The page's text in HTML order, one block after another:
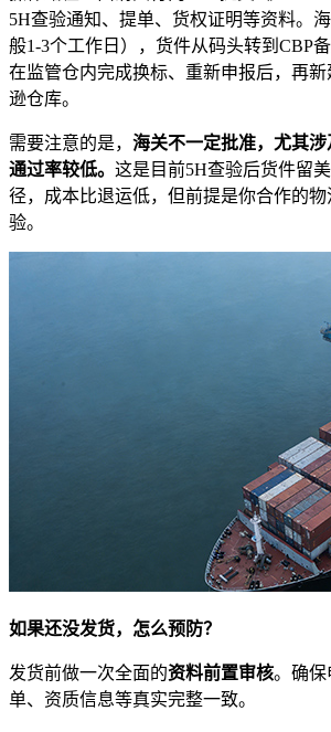
5H查验通知、提单、货权证明等资料。
般1-3个工作日），货件从码头转到CBP
在监管仓内完成换标、重新申报后，再
逊仓库。
需要注意的是， 海关不一定批准，尤其涉
通过率较低。 这是目前5H查验后货件留
径，成本比退运低，但前提是你合作的
验。
如果还没发货，怎么预防？
发货前做一次全面的资料前置审核。确保
单、资质信息等真实完整一致。